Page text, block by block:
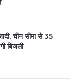
चीन सीमा से 35
बिजली